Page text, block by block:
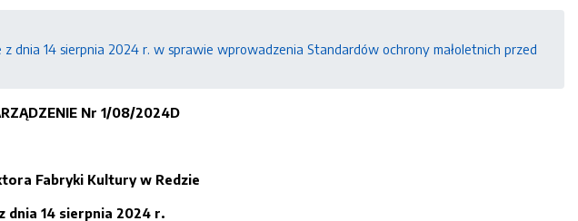
dnia 14 sierpnia 2024 r. w sprawie wprowadzenia Standardów ochrony małoletnich przed
Nr 1/08/2024D
Fabryki Kultury w Redzie
z dnia 14 sierpnia 2024 r.